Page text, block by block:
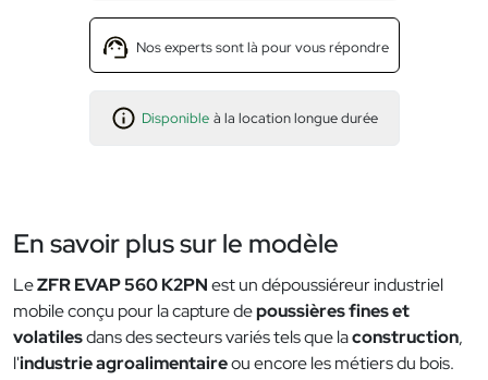
Nos experts sont là pour vous répondre
Disponible à la location longue durée
En savoir plus sur le modèle
LeZFR EVAP 560 K2PNest un dépoussiéreur industriel
mobile conçu pour la capture depoussières fines et
volatilesdans des secteurs variés tels que laconstruction,
l'industrie agroalimentaireou encore les métiers du bois.